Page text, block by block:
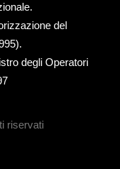
del
degli Operatori
riservati